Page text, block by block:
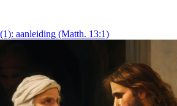
aanleiding (Matth. 13:1)